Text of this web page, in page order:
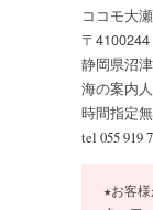
ココモ大
〒4100244
静岡県沼
海の案内
時間指定
tel 055 919
★お客